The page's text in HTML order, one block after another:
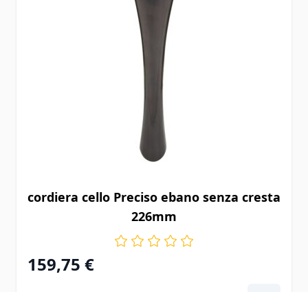
cordiera cello Preciso ebano senza cresta
226mm
159,75 €